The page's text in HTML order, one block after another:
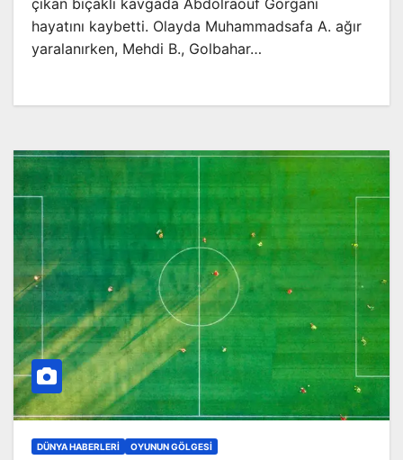
hayatını kaybetti. Olayda Muhammadsafa A. ağır
yaralanırken, Mehdi B., Golbahar…
DÜNYA HABERLERI OYUNUN GÖLGESI